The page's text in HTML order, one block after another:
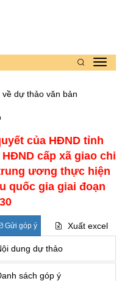
dự thảo văn bản
của HĐND tỉnh
cấp xã giao chi
ương thực hiện
quốc gia giai đoạn
dung dự thảo
sách góp ý
Gửi góp ý Xuất excel